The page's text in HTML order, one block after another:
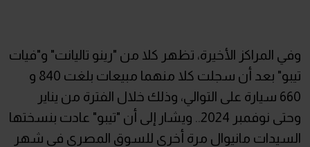
وفي المراكز الأخيرة، تظهر كلا من "رينو تاليانت" و"فيات
تيبو" بعد أن سجلت كلا منهما مبيعات بلغت 840 و
660 سيارة على التوالي، وذلك خلال الفترة من يناير
وحتى نوفمبر 2024.. ويشار إلى أن "تيبو" عادت بنسختها
السيدات مانيوال مرة أخرى للسوق المصري في شهر